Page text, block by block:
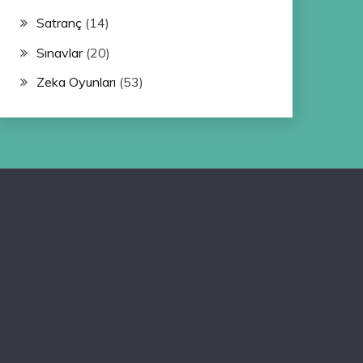
Satranç(14)
Sınavlar(20)
Zeka Oyunları (53)